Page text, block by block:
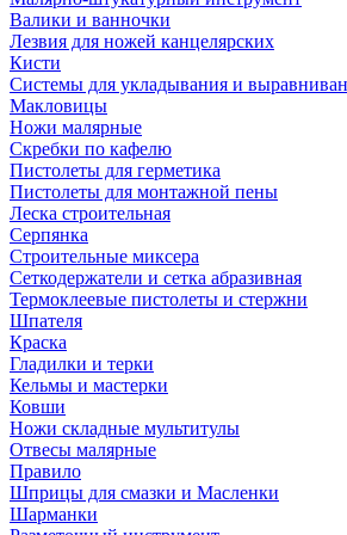
Валики и ванночки
Лезвия для ножей канцелярских
Кисти
Системы для укладывания и
Макловицы
Ножи малярные
Скребки по кафелю
Пистолеты для герметика
Пистолеты для монтажной пены
Леска строительная
Серпянка
Строительные миксера
Сеткодержатели и сетка абразивная
Термоклеевые пистолеты и стержни
Шпателя
Краска
Гладилки и терки
Кельмы и мастерки
Ковши
Ножи складные мультитулы
Отвесы малярные
Правило
Шприцы для смазки и Масленки
Шарманки